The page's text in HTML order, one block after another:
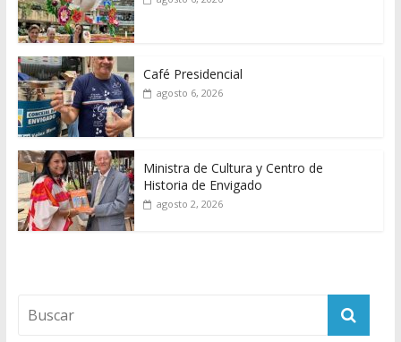
Café Presidencial
agosto 6, 2026
Ministra de Cultura y Centro de
Historia de Envigado
agosto 2, 2026